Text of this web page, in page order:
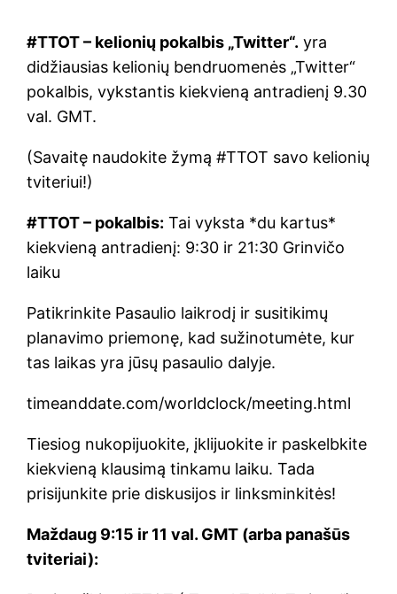
#TTOT – kelionių pokalbis „Twitter“. yra
didžiausias kelionių bendruomenės „Twitter“
pokalbis, vykstantis kiekvieną antradienį 9.30
val. GMT.
(Savaitę naudokite žymą #TTOT savo kelionių
tviteriui!)
#TTOT – pokalbis: Tai vyksta *du kartus*
kiekvieną antradienį: 9:30 ir 21:30 Grinvičo
laiku
Patikrinkite Pasaulio laikrodį ir susitikimų
planavimo priemonę, kad sužinotumėte, kur
tas laikas yra jūsų pasaulio dalyje.
timeanddate.com/worldclock/meeting.html
Tiesiog nukopijuokite, įklijuokite ir paskelbkite
kiekvieną klausimą tinkamu laiku. Tada
prisijunkite prie diskusijos ir linksminkitės!
Maždaug 9:15 ir 11 val. GMT (arba panašūs
tviteriai):